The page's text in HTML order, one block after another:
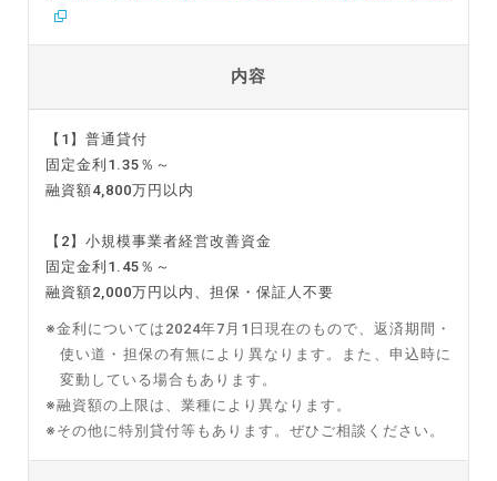
内容
【1】普通貸付
固定金利1.35％～
融資額4,800万円以内
【2】小規模事業者経営改善資金
固定金利1.45％～
融資額2,000万円以内、担保・保証人不要
※金利については2024年7月1日現在のもので、返済期間・
使い道・担保の有無により異なります。また、申込時に
変動している場合もあります。
※融資額の上限は、業種により異なります。
※その他に特別貸付等もあります。ぜひご相談ください。